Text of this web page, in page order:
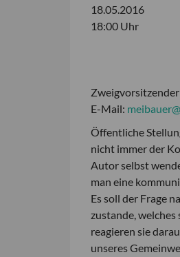
18.05.2016
18:00 Uhr
E-Mail:
Öffentliche
nicht immer der
Autor selbst
man eine
Es soll der Frage
zustande,
reagieren sie
unseres